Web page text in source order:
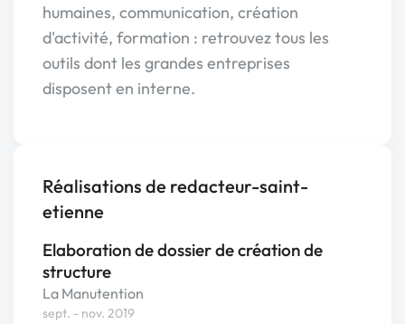
humaines, communication, création
d'activité, formation : retrouvez tous les
outils dont les grandes entreprises
disposent en interne.
Réalisations de redacteur-saint-
etienne
Elaboration de dossier de création de
structure
La Manutention
sept. - nov. 2019